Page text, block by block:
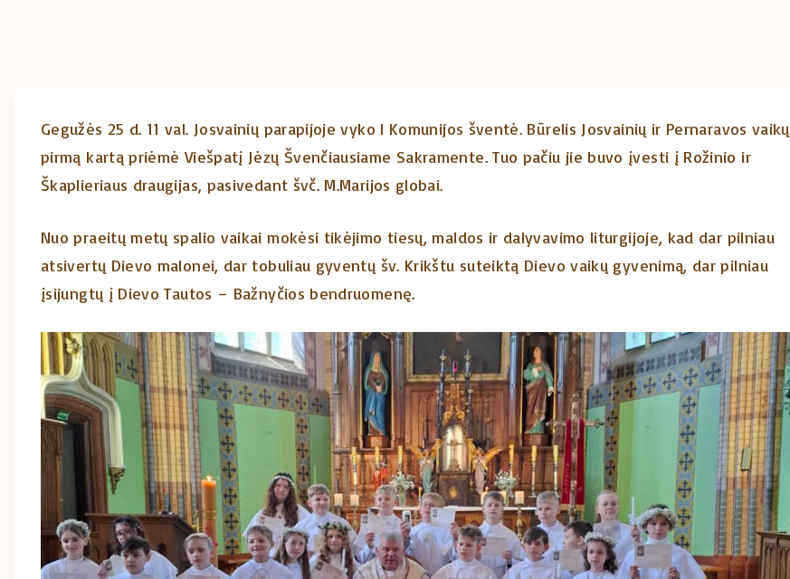
Gegužės 25 d. 11 val. Josvainių parapijoje vyko I Komunijos šventė. Būrelis Josvainių ir Pernaravos vaikų
pirmą kartą priėmė Viešpatį Jėzų Švenčiausiame Sakramente. Tuo pačiu jie buvo įvesti į Rožinio ir
Škaplieriaus draugijas, pasivedant švč. M.Marijos globai.
Nuo praeitų metų spalio vaikai mokėsi tikėjimo tiesų, maldos ir dalyvavimo liturgijoje, kad dar pilniau
atsivertų Dievo malonei, dar tobuliau gyventų šv. Krikštu suteiktą Dievo vaikų gyvenimą, dar pilniau
įsijungtų į Dievo Tautos – Bažnyčios bendruomenę.